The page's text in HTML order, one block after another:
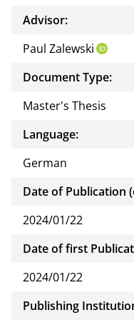
Advisor:
Paul Zalewski
Document Type:
Master's Thesis
Language:
German
Date of Publication
2024/01/22
Date of first
2024/01/22
Publishing